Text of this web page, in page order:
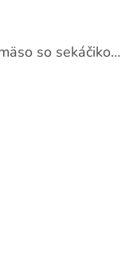
Perfect Home Tĺčik na mäso so sekáčikom, 56893